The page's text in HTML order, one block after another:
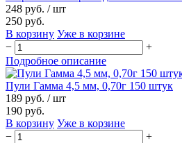
248 руб. / шт
250 руб.
В корзину Уже в корзине
−
+
Подробное описание
Пули Гамма 4,5 мм, 0,70г 150 штук
189 руб. / шт
190 руб.
В корзину Уже в корзине
−
+